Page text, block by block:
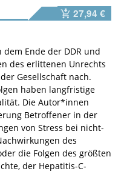
27,94 €
Ende der DDR und
des erlittenen Unrechts
Gesellschaft nach.
haben langfristige
Die Autor*innen
Betroffener in der
von Stress bei nicht-
des
die Folgen des größten
der Hepatitis-C-